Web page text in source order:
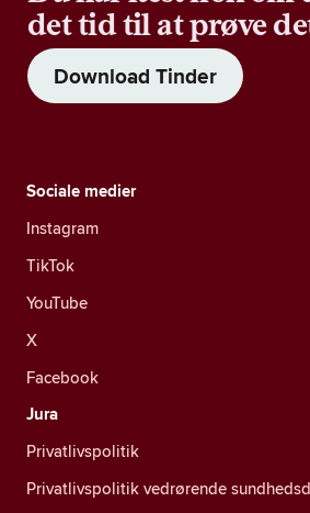
det tid til at prøve
Download Tinder
Sociale medier
Instagram
TikTok
YouTube
X
Facebook
Jura
Privatlivspolitik
Privatlivspolitik vedrørende